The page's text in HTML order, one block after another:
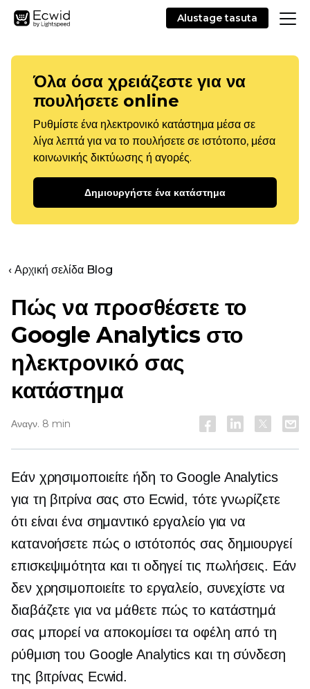
Alustage tasuta
Όλα όσα χρειάζεστε για να
πουλήσετε online
Ρυθμίστε ένα ηλεκτρονικό κατάστημα μέσα σε
λίγα λεπτά για να το πουλήσετε σε ιστότοπο, μέσα
κοινωνικής δικτύωσης ή αγορές.
Δημιουργήστε ένα κατάστημα
‹ Αρχική σελίδα Blog
Πώς να προσθέσετε το
Google Analytics στο
ηλεκτρονικό σας
κατάστημα
Αναγν. 8 min
Εάν χρησιμοποιείτε ήδη το Google Analytics
για τη βιτρίνα σας στο Ecwid, τότε γνωρίζετε
ότι είναι ένα σημαντικό εργαλείο για να
κατανοήσετε πώς ο ιστότοπός σας δημιουργεί
επισκεψιμότητα και τι οδηγεί τις πωλήσεις. Εάν
δεν χρησιμοποιείτε το εργαλείο, συνεχίστε να
διαβάζετε για να μάθετε πώς το κατάστημά
σας μπορεί να αποκομίσει τα οφέλη από τη
ρύθμιση του Google Analytics και τη σύνδεση
της βιτρίνας Ecwid.